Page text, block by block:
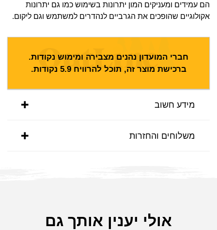
הם עמידים ומעניקים המון יתרונות בשימוש כמו גם יתרונות
אקולוגיים שהופכים את הגרביים לנהדרים למשתמש וגם ליקום.
חברי המועדון נהנים מצבירה ומימוש נקודות.
ברכישת מוצר זה, תוכל להרוויח5.9 נקודות.
מידע חשוב
משלוחים והחזרות
אולי יענין אותך גם